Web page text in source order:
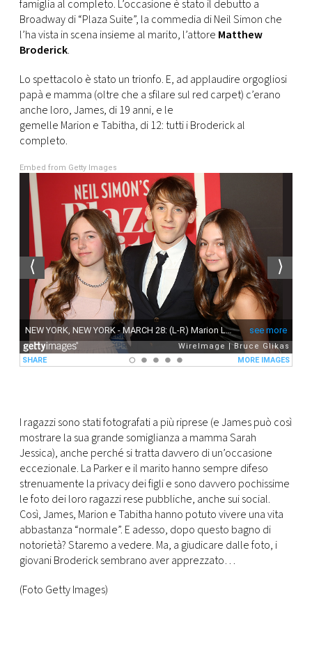
RMC
CONSIGLIA
famiglia al completo. L’occasione è stato il debutto a
Broadway di “Plaza Suite”, la commedia di Neil Simon che
l’ha vista in scena insieme al marito, l’attore Matthew
Broderick.
Lo spettacolo è stato un trionfo. E, ad applaudire orgogliosi
papà e mamma (oltre che a sfilare sul red carpet) c’erano
anche loro, James, di 19 anni, e le
gemelle Marion e Tabitha, di 12: tutti i Broderick al
completo.
Embed from Getty Images
I ragazzi sono stati fotografati a più riprese (e James può così
mostrare la sua grande somiglianza a mamma Sarah
Jessica), anche perché si tratta davvero di un’occasione
eccezionale. La Parker e il marito hanno sempre difeso
strenuamente la privacy dei figli e sono davvero pochissime
le foto dei loro ragazzi rese pubbliche, anche sui social.
Così, James, Marion e Tabitha hanno potuto vivere una vita
abbastanza “normale”. E adesso, dopo questo bagno di
notorietà? Staremo a vedere. Ma, a giudicare dalle foto, i
giovani Broderick sembrano aver apprezzato…
(Foto Getty Images)